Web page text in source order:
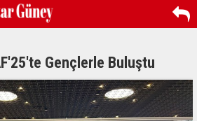
Gençlerle Buluştu